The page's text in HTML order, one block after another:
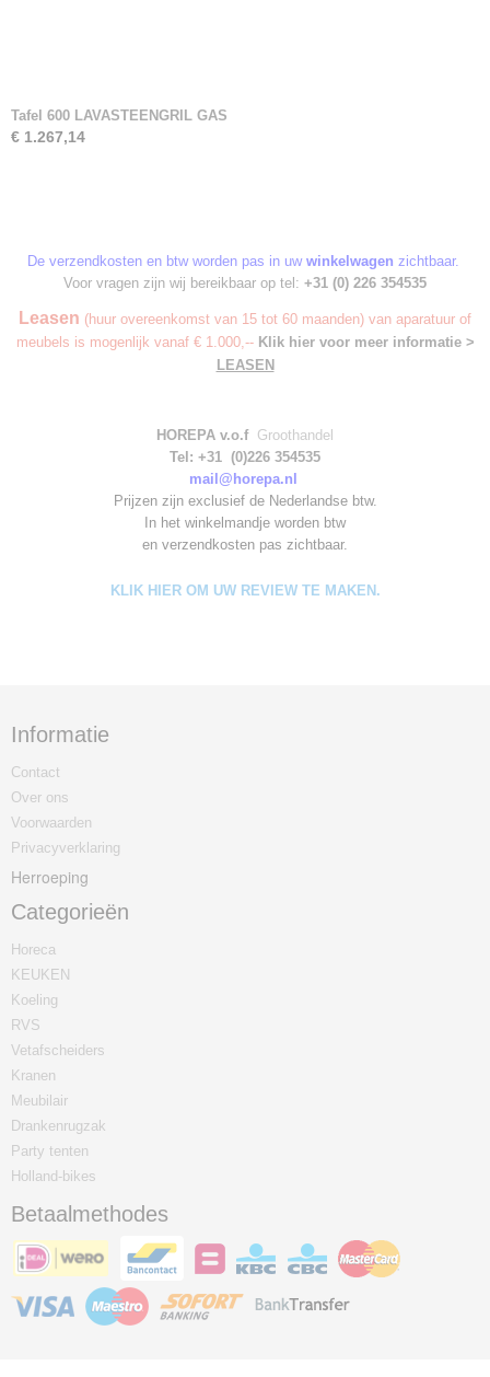
Tafel 600 LAVASTEENGRIL GAS
€ 1.267,14
De verzendkosten en btw worden pas in uw winkelwagen zichtbaar.
Voor vragen zijn wij bereikbaar op tel: +31 (0) 226 354535
Leasen (huur overeenkomst van 15 tot 60 maanden) van aparatuur of
meubels is mogenlijk vanaf € 1.000,-- Klik hier voor meer informatie >
LEASEN
HOREPA v.o.f Groothandel
Tel: +31 (0)226 354535
mail@horepa.nl
Prijzen zijn exclusief de Nederlandse btw.
In het winkelmandje worden btw
en verzendkosten pas zichtbaar.
KLIK HIER OM UW REVIEW TE MAKEN.
Informatie
Contact
Over ons
Voorwaarden
Privacyverklaring
Herroeping
Categorieën
Horeca
KEUKEN
Koeling
RVS
Vetafscheiders
Kranen
Meubilair
Drankenrugzak
Party tenten
Holland-bikes
Betaalmethodes